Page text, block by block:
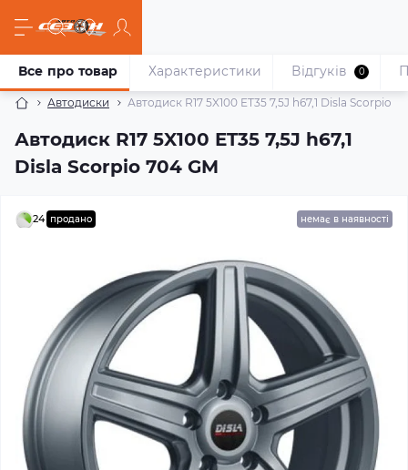
Автодиски Автодиск R17 5X100 ET35 7,5J h67,1 Disla Scorpio
Автодиск R17 5X100 ET35 7,5J h67,1
Disla Scorpio 704 GM
Все про товар Характеристики Відгуків 0
24 продано немає в наявності